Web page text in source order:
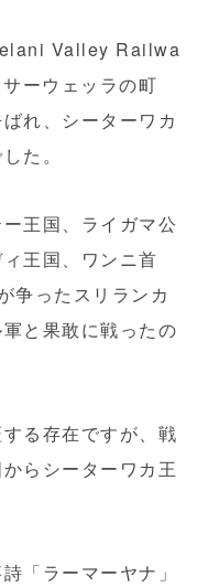
Valley Railwa
ーウェッラの町
れ、シーターワカ
た。
王国、ライガマ公
王国、ワンニ首
争ったスリランカ
と果敢に戦ったの
る存在ですが、戦
らシーターワカ王
「ラーマーヤナ」